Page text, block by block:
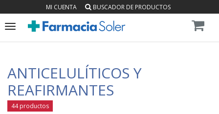
MI CUENTA BUSCADOR DE PRODUCTOS
Toggle
ANTICELULÍTICOS Y
REAFIRMANTES
44 productos